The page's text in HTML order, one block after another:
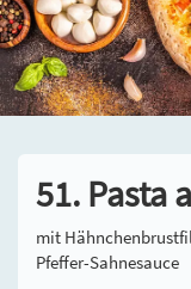
51. Pasta
mit
Pfeffer-Sahnesauce